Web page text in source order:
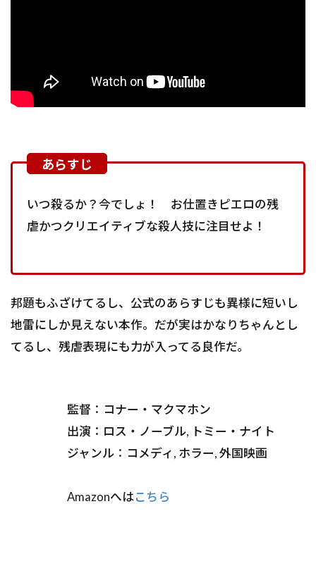
いつ殺るか？今でしょ！ お仕置きピエロの残
虐かつクリエイティブな殺人技に注目せよ！
邦題もふざけてるし、公式のあらすじも異様に短いし
地雷にしか見えない本作。だが実はかなりちゃんとし
てるし、残虐表現にも力が入ってる良作だ。
監督：コナー・マクマホン
出演：ロス・ノーブル, トミー・ナイト
ジャンル：コメディ, ホラー, 外国映画
Amazonへはこちら